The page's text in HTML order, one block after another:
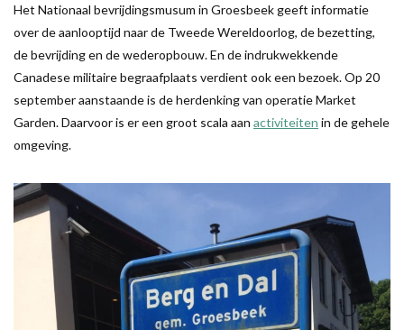
Het Nationaal bevrijdingsmusum in Groesbeek geeft informatie
over de aanlooptijd naar de Tweede Wereldoorlog, de bezetting,
de bevrijding en de wederopbouw. En de indrukwekkende
Canadese militaire begraafplaats verdient ook een bezoek. Op 20
september aanstaande is de herdenking van operatie Market
Garden. Daarvoor is er een groot scala aan activiteiten in de gehele
omgeving.